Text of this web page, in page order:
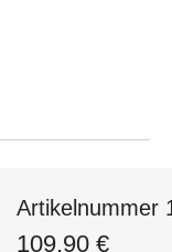
Artikelnummer
109,90 €